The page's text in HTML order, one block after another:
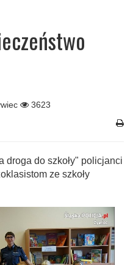
3623
droga do szkoły" policjanci
ze szkoły